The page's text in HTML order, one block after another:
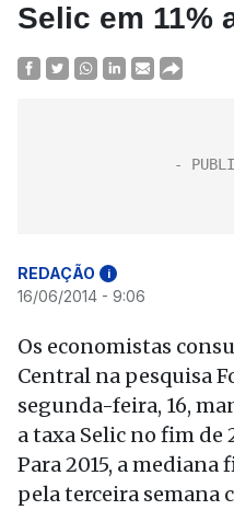
Selic em 11%
REDAÇÃO i
16/06/2014 - 9:06
Os economistas
Central na pesquisa
segunda-feira, 16,
a taxa Selic no fim de
Para 2015, a mediana
pela terceira semana